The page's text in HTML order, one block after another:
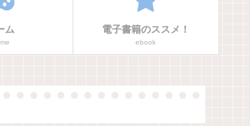
ム 電子書籍のススメ！
ebook